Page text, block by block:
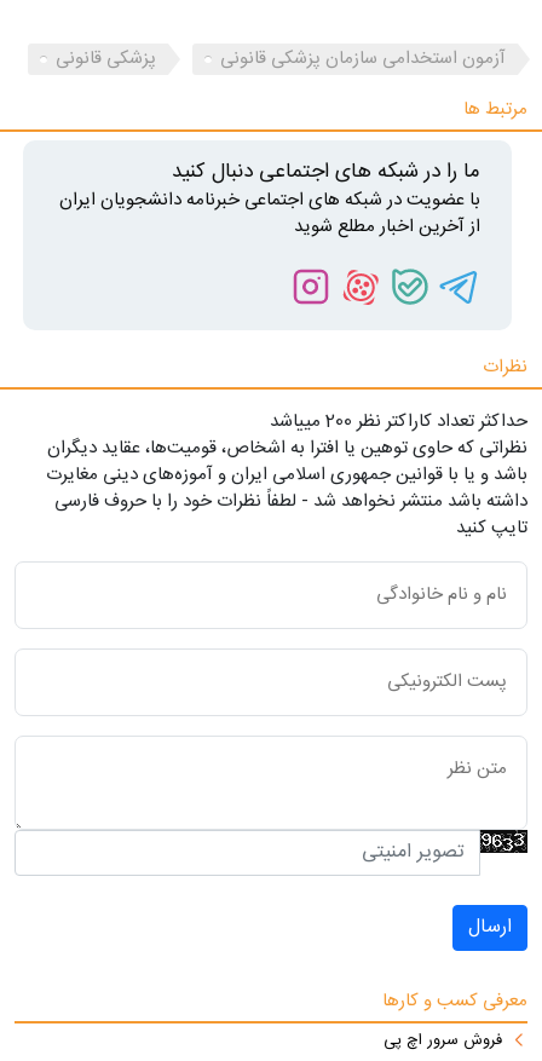
آزمون استخدامی سازمان پزشکی قانونی
پزشکی قانونی
مرتبط ها
ما را در شبکه های اجتماعی دنبال کنید
با عضویت در شبکه های اجتماعی خبرنامه دانشجویان ایران
از آخرین اخبار مطلع شوید
نظرات
حداکثر تعداد کاراکتر نظر 200 ميياشد
نظراتی که حاوی توهین یا افترا به اشخاص، قومیت‌ها، عقاید دیگران
باشد و یا با قوانین جمهوری اسلامی ایران و آموزه‌های دینی مغایرت
داشته باشد منتشر نخواهد شد - لطفاً نظرات خود را با حروف فارسی
تایپ کنید
ارسال
معرفی کسب و کارها
فروش سرور اچ پی